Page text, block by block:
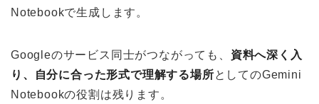
Notebookで生成します。
Googleのサービス同士がつながっても、 資料へ深く入
り、自分に合った形式で理解する場所としてのGemini
Notebookの役割は残ります。